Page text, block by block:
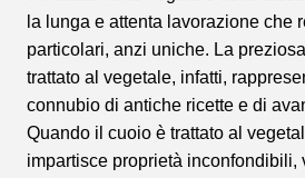
la lunga e attenta lavorazione che
particolari, anzi uniche. La
trattato al vegetale, infatti,
connubio di antiche ricette e di
Quando il cuoio è trattato al
impartisce proprietà inconfondibili,